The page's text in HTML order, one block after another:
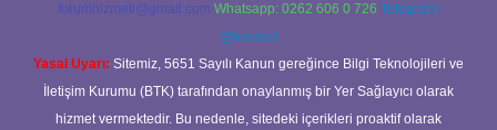
forumhizmeti@gmail.com Whatsapp: 0262 606 0 726 Telegram:
@karabul
Yasal Uyarı: Sitemiz, 5651 Sayılı Kanun gereğince Bilgi Teknolojileri ve
İletişim Kurumu (BTK) tarafından onaylanmış bir Yer Sağlayıcı olarak
hizmet vermektedir. Bu nedenle, sitedeki içerikleri proaktif olarak